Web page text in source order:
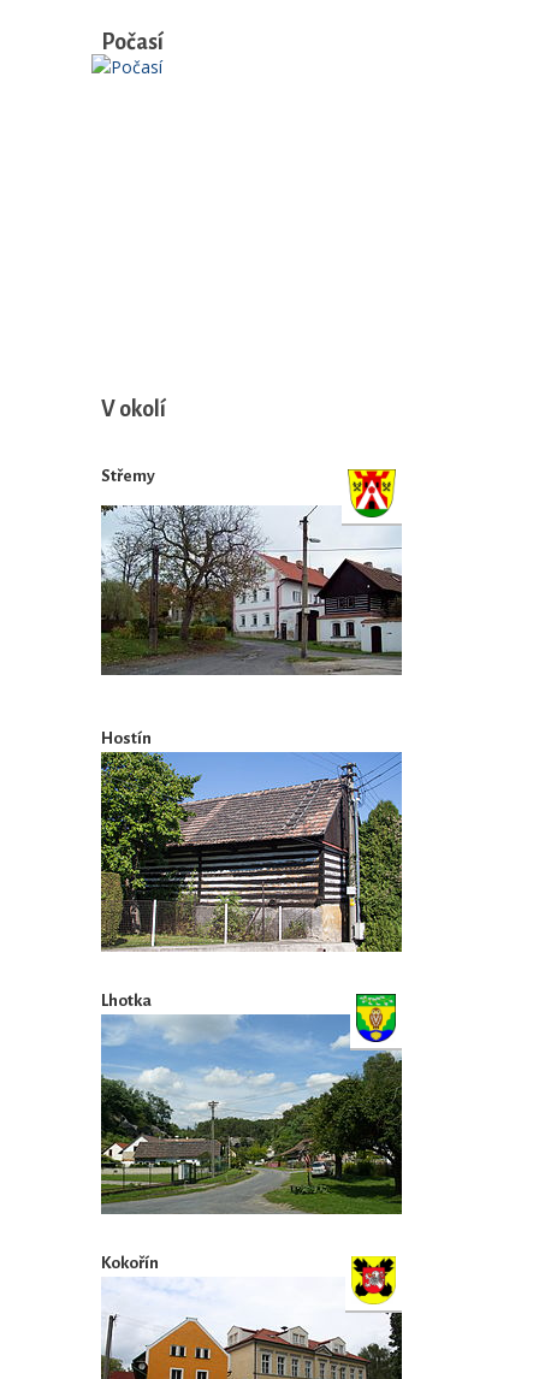
Počasí
V okolí
Střemy
Hostín
Lhotka
Kokořín